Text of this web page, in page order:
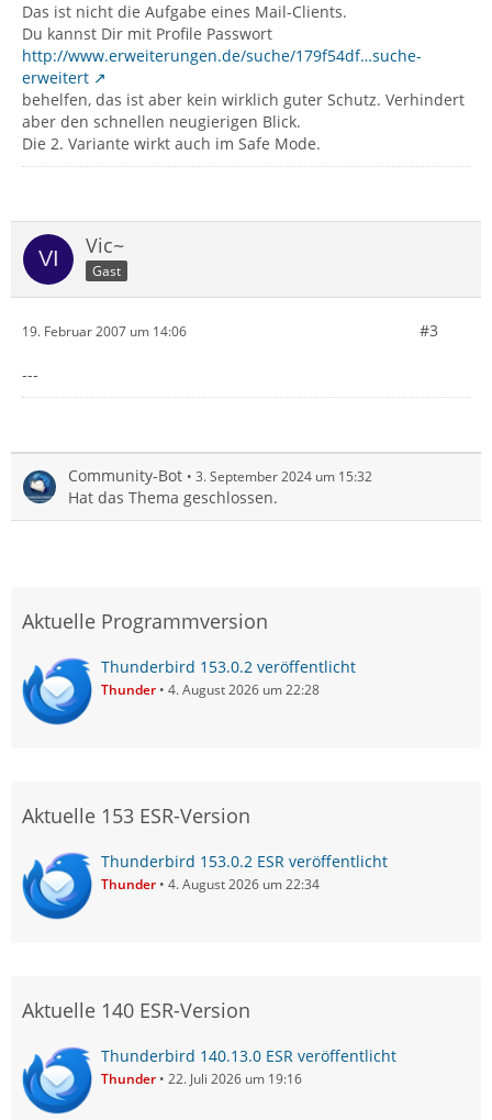
Das ist nicht die Aufgabe eines Mail-Clients.
Du kannst Dir mit Profile Passwort
http://www.erweiterungen.de/suche/179f54df…suche-
erweitert
behelfen, das ist aber kein wirklich guter Schutz. Verhindert
aber den schnellen neugierigen Blick.
Die 2. Variante wirkt auch im Safe Mode.
Vic~
Gast
19. Februar 2007 um 14:06 #3
---
Community-Bot 3. September 2024 um 15:32
Hat das Thema geschlossen.
Aktuelle Programmversion
Thunderbird 153.0.2 veröffentlicht
Thunder 4. August 2026 um 22:28
Aktuelle 153 ESR-Version
Thunderbird 153.0.2 ESR veröffentlicht
Thunder 4. August 2026 um 22:34
Aktuelle 140 ESR-Version
Thunderbird 140.13.0 ESR veröffentlicht
Thunder 22. Juli 2026 um 19:16